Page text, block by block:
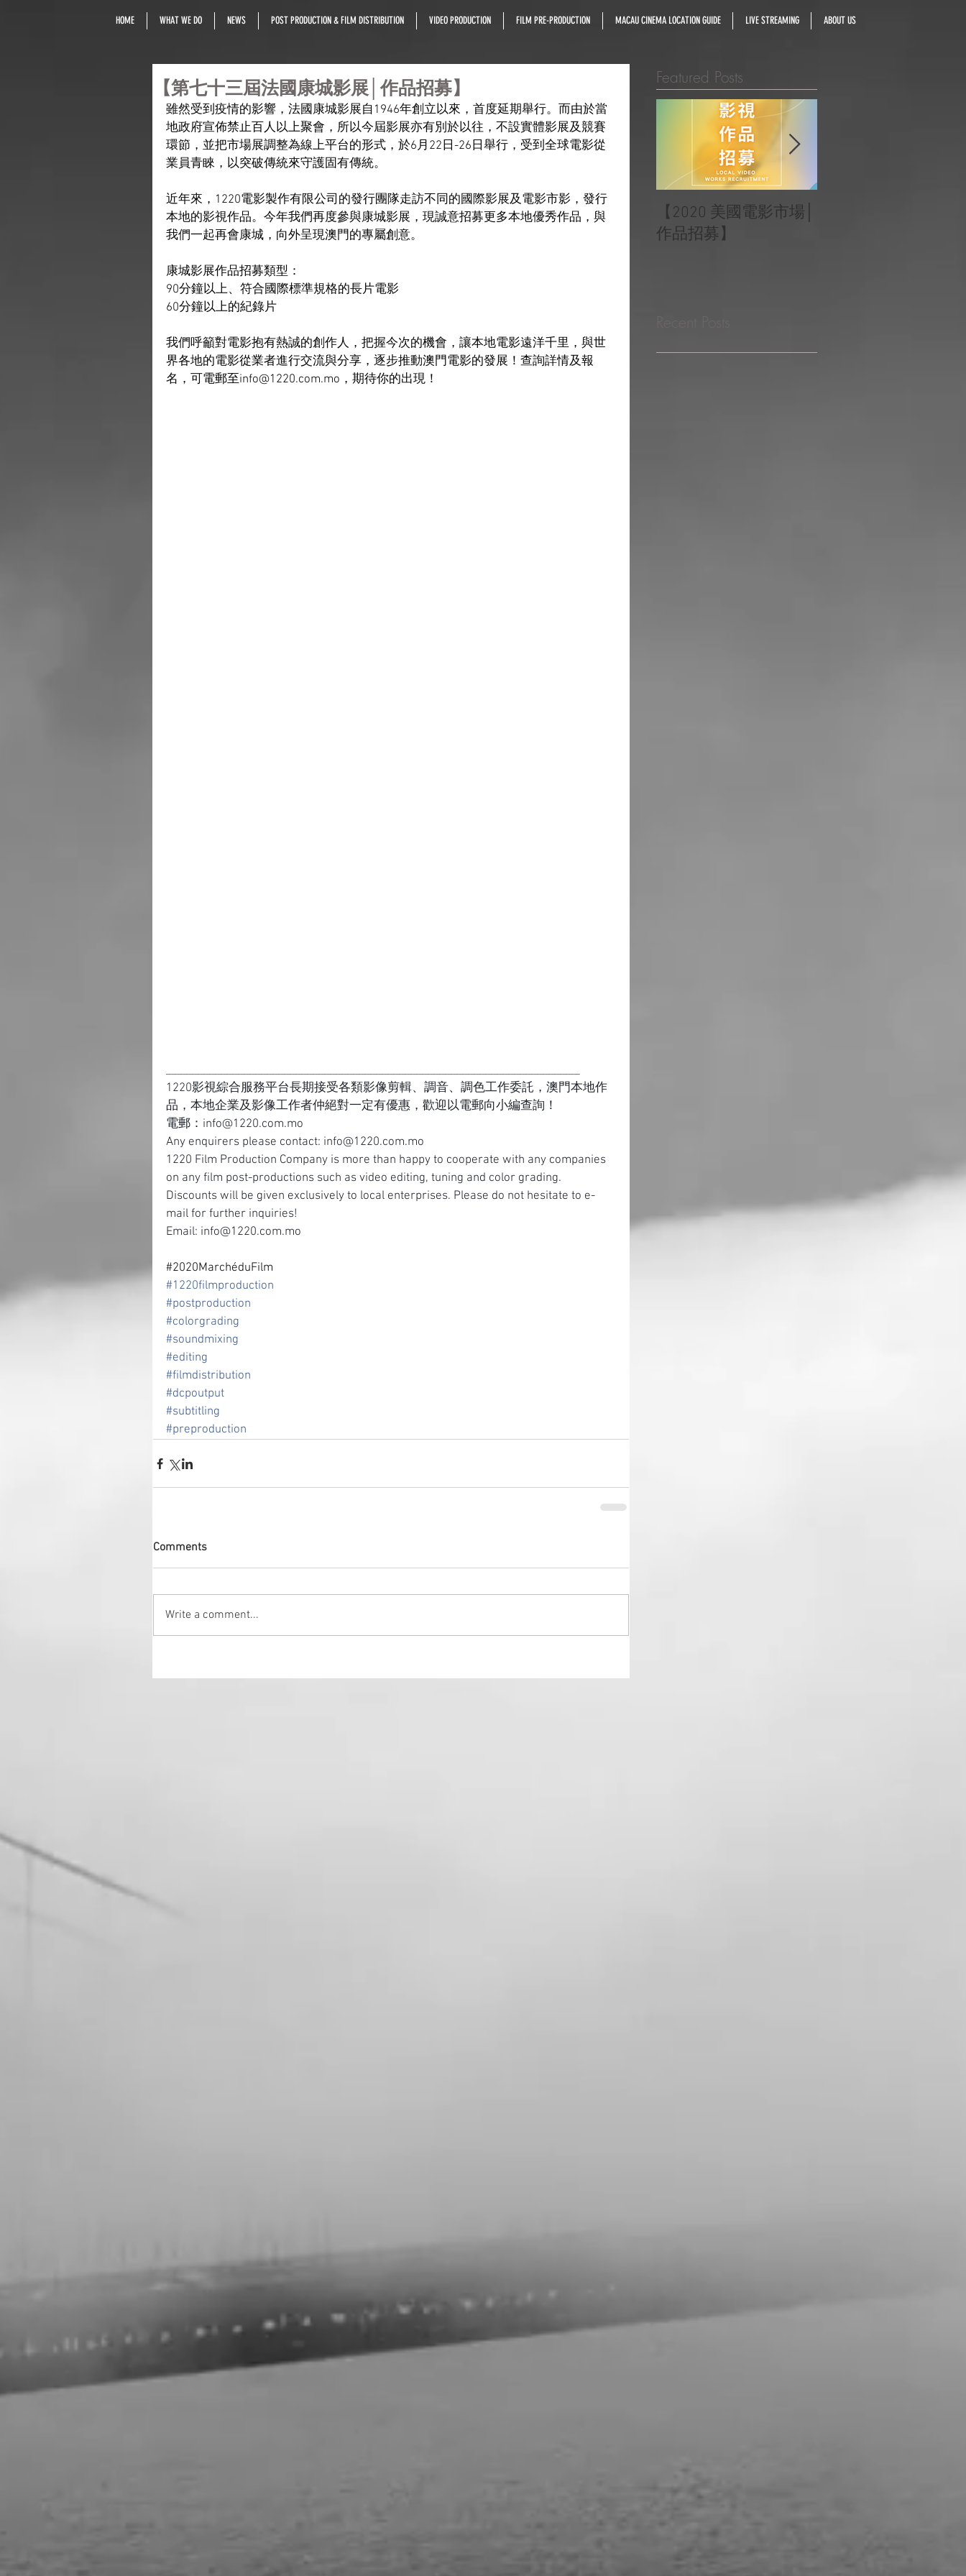
HOME WHAT WE DO NEWS POST PRODUCTION & FILM DISTRIBUTION VIDEO PRODUCTION FILM PRE-PRODUCTION MACAU CINEMA LOCATION GUIDE LIVE STREAMING ABOUT US
【第七十三屆法國康城影展│作品招募】
雖然受到疫情的影響，法國康城影展自1946年創立以來，首度延期舉行。而由於當
地政府宣佈禁止百人以上聚會，所以今屆影展亦有別於以往，不設實體影展及競賽
環節，並把市場展調整為線上平台的形式，於6月22日-26日舉行，受到全球電影從
業員青睞，以突破傳統來守護固有傳統。
近年來，1220電影製作有限公司的發行團隊走訪不同的國際影展及電影市影，發行
本地的影視作品。今年我們再度參與康城影展，現誠意招募更多本地優秀作品，與
我們一起再會康城，向外呈現澳門的專屬創意。
康城影展作品招募類型：
90分鐘以上、符合國際標準規格的長片電影
60分鐘以上的紀錄片
我們呼籲對電影抱有熱誠的創作人，把握今次的機會，讓本地電影遠洋千里，與世
界各地的電影從業者進行交流與分享，逐步推動澳門電影的發展！查詢詳情及報
名，可電郵至info@1220.com.mo，期待你的出現！
________________________________________________________________________
1220影視綜合服務平台長期接受各類影像剪輯、調音、調色工作委託，澳門本地作
品，本地企業及影像工作者仲絕對一定有優惠，歡迎以電郵向小編查詢！
電郵：info@1220.com.mo
Any enquirers please contact: info@1220.com.mo
1220 Film Production Company is more than happy to cooperate with any companies
on any film post-productions such as video editing, tuning and color grading.
Discounts will be given exclusively to local enterprises. Please do not hesitate to e-
mail for further inquiries!
Email: info@1220.com.mo
#2020MarchéduFilm
#1220filmproduction
#postproduction
#colorgrading
#soundmixing
#editing
#filmdistribution
#dcpoutput
#subtitling
#preproduction
Comments
Write a comment...
Featured Posts
【2020 美國電影市場│
作品招募】